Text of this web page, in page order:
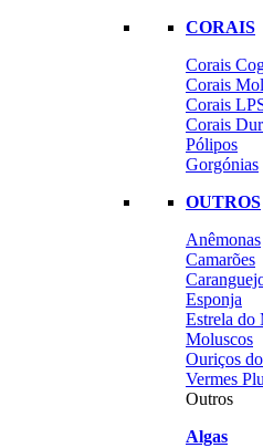
CORAIS
Corais
Corais
Corais
Corais
Pólipos
Gorgónias
OUTROS
Anêmonas
Camarões
Esponja
Estrela do
Moluscos
Ouriços
Vermes
Outros
Algas